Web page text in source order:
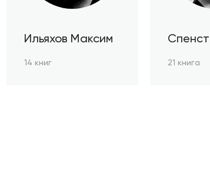
Ильяхов Максим
14 книг 21 книга